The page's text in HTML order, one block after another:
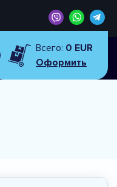
Всего: 0 EUR
Оформить